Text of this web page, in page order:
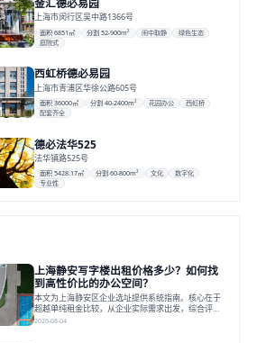
上海市闵行区吴中路1366号
面积 6851㎡ 分割 52-900m² 闹中取静
绿色生态
庭院式
西虹桥德必易园
上海市青浦区华徐公路605号
面积 36000㎡ 分割 40-2400m² 花园办公
西虹桥
配套齐全
德必法华525
法华镇路525号
面积 5428.17㎡ 分割 60-800m² 文化
数字化
专业性
上海静安写字楼出租价格多少？如何找
到高性价比的办公空间？
本文为上海静安区企业选址提供系统指南。核心在于
超越单纯租金比较，从企业实际需求出发，综合评估
交通、硬件、空间弹性、配套服务及产业生态等多维
2026-08-04